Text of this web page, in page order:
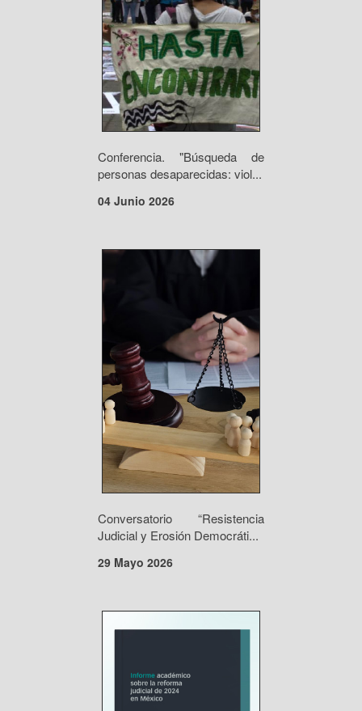
Conferencia. "Búsqueda de
personas desaparecidas: viol...
04 Junio 2026
Conversatorio “Resistencia
Judicial y Erosión Democráti...
29 Mayo 2026